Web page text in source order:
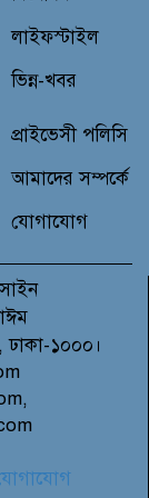
লাইফস্টাইল
ভিন্ন-খবর
প্রাইভেসী পলিসি
আমাদের সম্পর্কে
যোগাযোগ
১০০০।